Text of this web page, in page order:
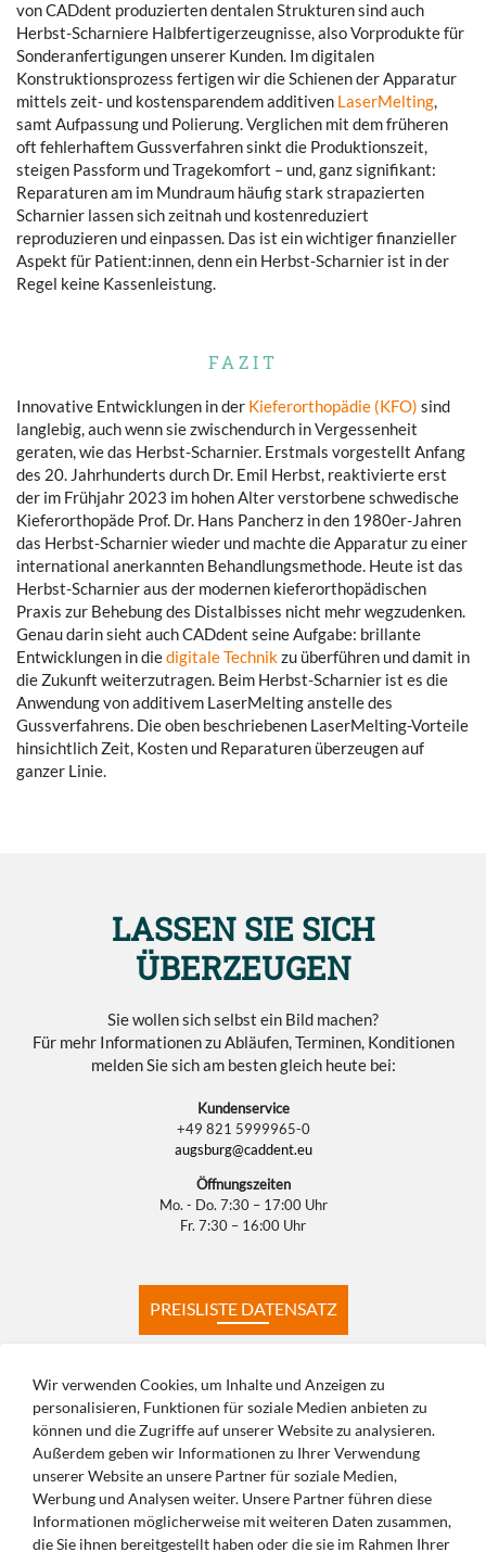
von CADdent produzierten dentalen Strukturen sind auch
Herbst-Scharniere Halbfertigerzeugnisse, also Vorprodukte für
Sonderanfertigungen unserer Kunden. Im digitalen
Konstruktionsprozess fertigen wir die Schienen der Apparatur
mittels zeit- und kostensparendem additiven LaserMelting,
samt Aufpassung und Polierung. Verglichen mit dem früheren
oft fehlerhaftem Gussverfahren sinkt die Produktionszeit,
steigen Passform und Tragekomfort – und, ganz signifikant:
Reparaturen am im Mundraum häufig stark strapazierten
Scharnier lassen sich zeitnah und kostenreduziert
reproduzieren und einpassen. Das ist ein wichtiger finanzieller
Aspekt für Patient:innen, denn ein Herbst-Scharnier ist in der
Regel keine Kassenleistung.
FAZIT
Innovative Entwicklungen in der Kieferorthopädie (KFO) sind
langlebig, auch wenn sie zwischendurch in Vergessenheit
geraten, wie das Herbst-Scharnier. Erstmals vorgestellt Anfang
des 20. Jahrhunderts durch Dr. Emil Herbst, reaktivierte erst
der im Frühjahr 2023 im hohen Alter verstorbene schwedische
Kieferorthopäde Prof. Dr. Hans Pancherz in den 1980er-Jahren
das Herbst-Scharnier wieder und machte die Apparatur zu einer
international anerkannten Behandlungsmethode. Heute ist das
Herbst-Scharnier aus der modernen kieferorthopädischen
Praxis zur Behebung des Distalbisses nicht mehr wegzudenken.
Genau darin sieht auch CADdent seine Aufgabe: brillante
Entwicklungen in diedigitale Technikzu überführen und damit in
die Zukunft weiterzutragen. Beim Herbst-Scharnier ist es die
Anwendung von additivem LaserMelting anstelle des
Gussverfahrens. Die oben beschriebenen LaserMelting-Vorteile
hinsichtlich Zeit, Kosten und Reparaturen überzeugen auf
ganzer Linie.
LASSEN SIE SICH
ÜBERZEUGEN
Sie wollen sich selbst ein Bild machen?
Für mehr Informationen zu Abläufen, Terminen, Konditionen
melden Sie sich am besten gleich heute bei:
Kundenservice
+49 821 5999965-0
augsburg@caddent.eu
Öffnungszeiten
Mo. - Do. 7:30 – 17:00 Uhr
Fr. 7:30 – 16:00 Uhr
PREISLISTE DATENSATZ
PRODUKTIONSZEITEN FERNWARTUNG
Wir verwenden Cookies, um Inhalte und Anzeigen zu
personalisieren, Funktionen für soziale Medien anbieten zu
können und die Zugriffe auf unserer Website zu analysieren.
Außerdem geben wir Informationen zu Ihrer Verwendung
unserer Website an unsere Partner für soziale Medien,
Werbung und Analysen weiter. Unsere Partner führen diese
Informationen möglicherweise mit weiteren Daten zusammen,
die Sie ihnen bereitgestellt haben oder die sie im Rahmen Ihrer